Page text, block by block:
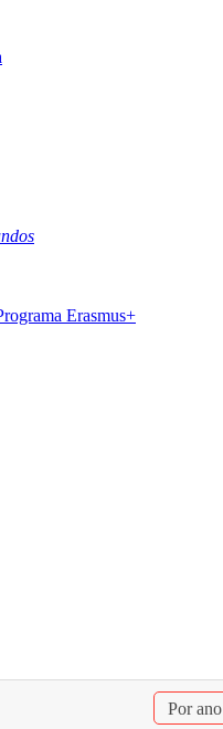
Erasmus+
Por ano